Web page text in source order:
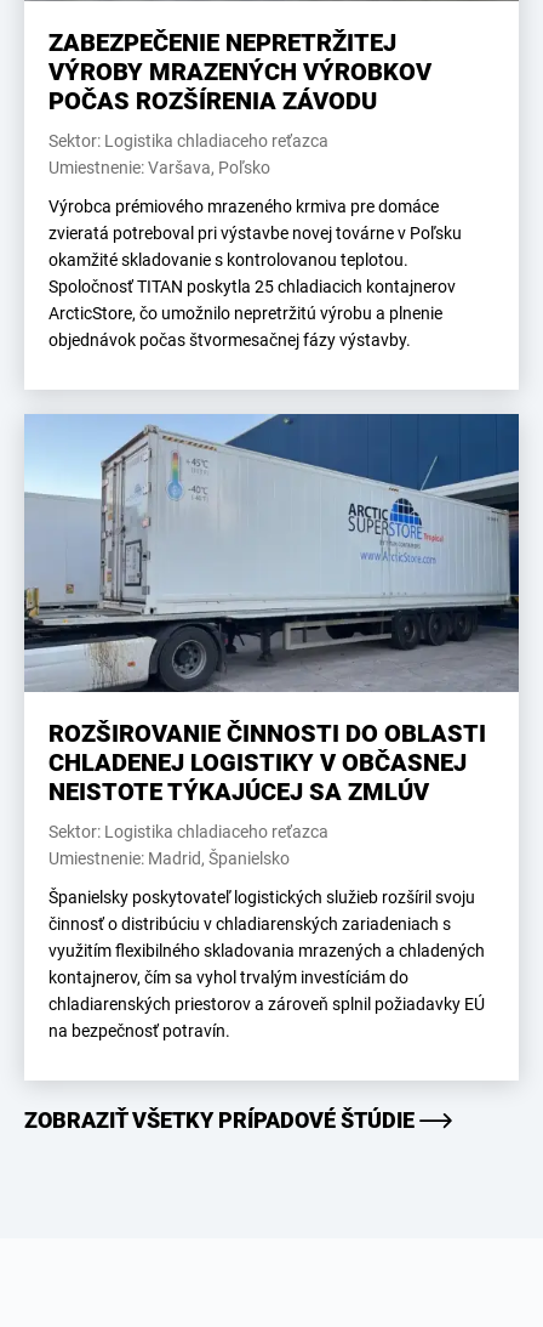
ZABEZPEČENIE NEPRETRŽITEJ
VÝROBY MRAZENÝCH VÝROBKOV
POČAS ROZŠÍRENIA ZÁVODU
Sektor: Logistika chladiaceho reťazca
Umiestnenie: Varšava, Poľsko
Výrobca prémiového mrazeného krmiva pre domáce
zvieratá potreboval pri výstavbe novej továrne v Poľsku
okamžité skladovanie s kontrolovanou teplotou.
Spoločnosť TITAN poskytla 25 chladiacich kontajnerov
ArcticStore, čo umožnilo nepretržitú výrobu a plnenie
objednávok počas štvormesačnej fázy výstavby.
ROZŠIROVANIE ČINNOSTI DO OBLASTI
CHLADENEJ LOGISTIKY V OBČASNEJ
NEISTOTE TÝKAJÚCEJ SA ZMLÚV
Sektor: Logistika chladiaceho reťazca
Umiestnenie: Madrid, Španielsko
Španielsky poskytovateľ logistických služieb rozšíril svoju
činnosť o distribúciu v chladiarenských zariadeniach s
využitím flexibilného skladovania mrazených a chladených
kontajnerov, čím sa vyhol trvalým investíciám do
chladiarenských priestorov a zároveň splnil požiadavky EÚ
na bezpečnosť potravín.
ZOBRAZIŤ VŠETKY PRÍPADOVÉ ŠTÚDIE